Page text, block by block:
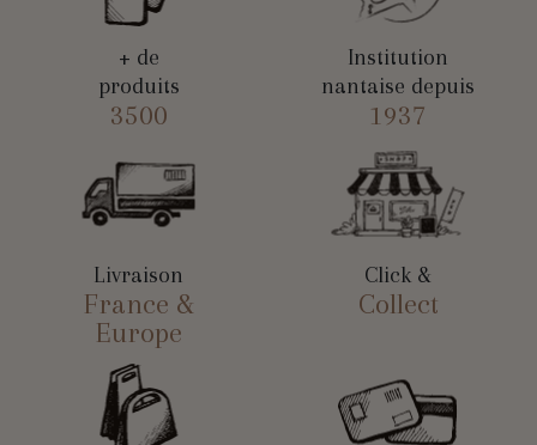
+ de
produits
3500
Institution
nantaise depuis
1937
Livraison
France &
Europe
Click &
Collect